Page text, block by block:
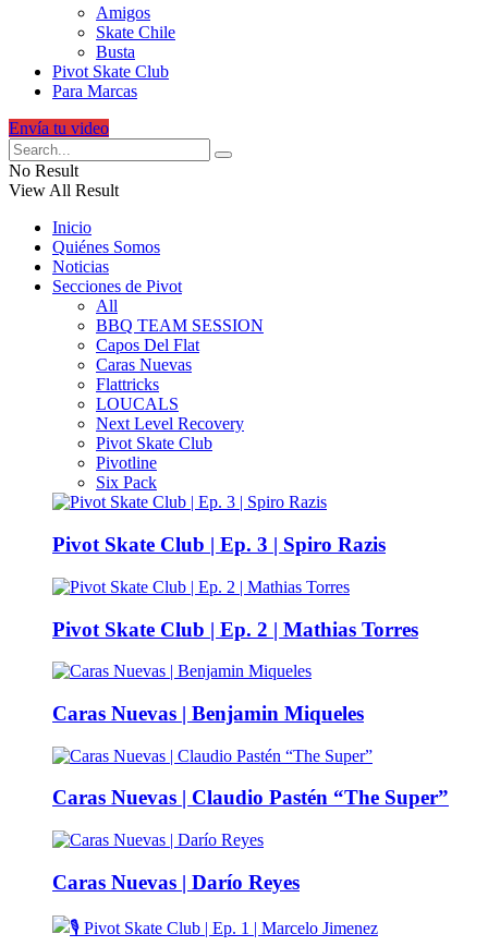
Amigos
Skate Chile
Busta
Pivot Skate Club
Para Marcas
Envía tu video
No Result
View All Result
Inicio
Quiénes Somos
Noticias
Secciones de Pivot
All
BBQ TEAM SESSION
Capos Del Flat
Caras Nuevas
Flattricks
LOUCALS
Next Level Recovery
Pivot Skate Club
Pivotline
Six Pack
Pivot Skate Club | Ep. 3 | Spiro Razis
Pivot Skate Club | Ep. 2 | Mathias Torres
Caras Nuevas | Benjamin Miqueles
Caras Nuevas | Claudio Pastén “The Super”
Caras Nuevas | Darío Reyes